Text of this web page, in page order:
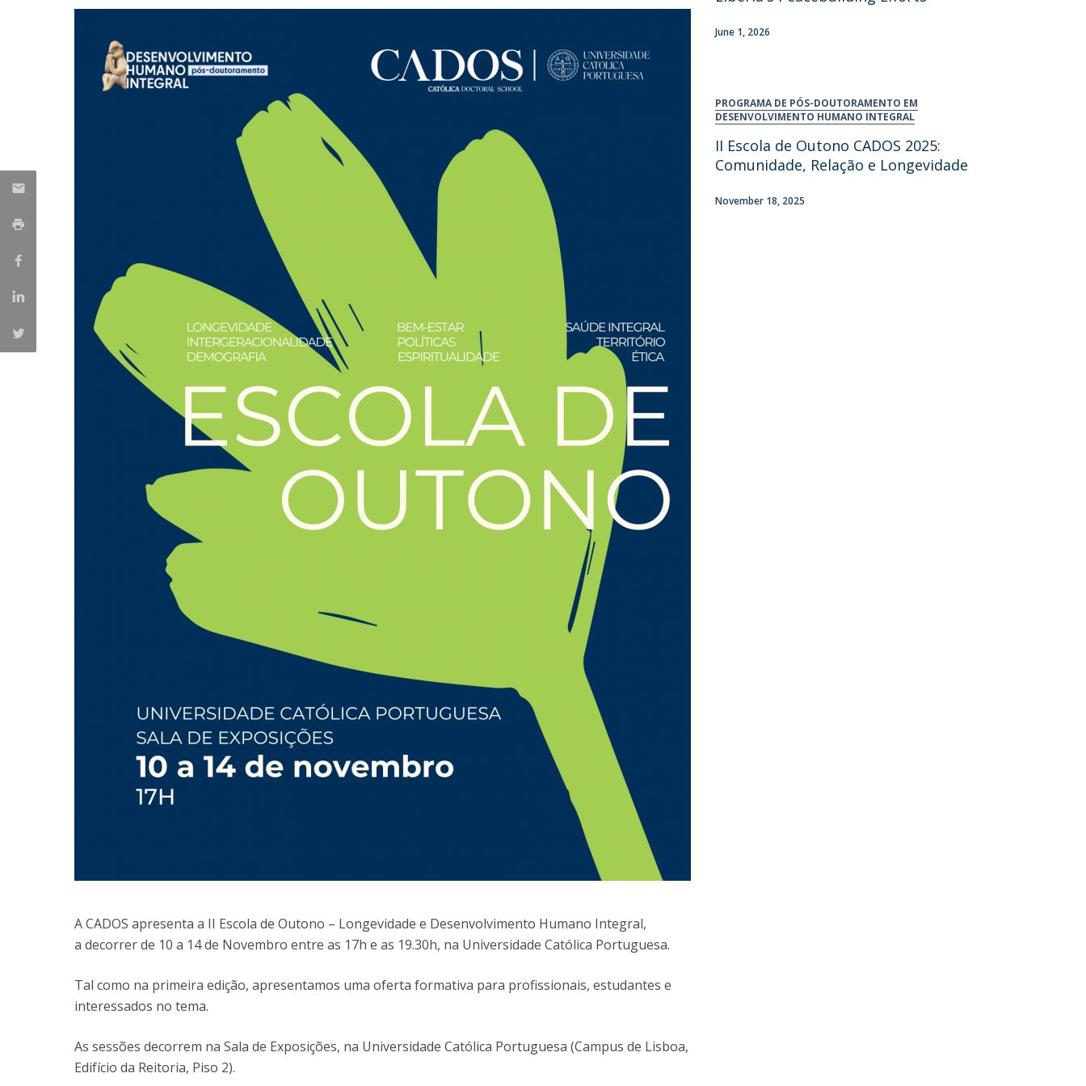
A CADOS apresenta a II Escola de Outono – Longevidade e Desenvolvimento Humano Integral,
a decorrer de 10 a 14 de Novembro entre as 17h e as 19.30h, na Universidade Católica Portuguesa.
Tal como na primeira edição, apresentamos uma oferta formativa para profissionais, estudantes e
interessados no tema.
As sessões decorrem na Sala de Exposições, na Universidade Católica Portuguesa (Campus de Lisboa,
Edifício da Reitoria, Piso 2).
June 1, 2026
PROGRAMA DE PÓS-DOUTORAMENTO EM
DESENVOLVIMENTO HUMANO INTEGRAL
II Escola de Outono CADOS 2025:
Comunidade, Relação e Longevidade
November 18, 2025